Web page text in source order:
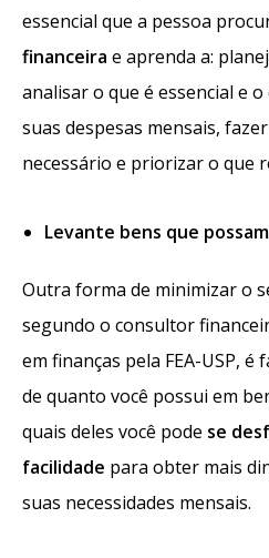
essencial que a pessoa
financeira e aprenda a:
analisar o que é essencial e
suas despesas mensais,
necessário e priorizar o que
Levante bens que
Outra forma de minimizar o
segundo o consultor
em finanças pela FEA-USP,
de quanto você possui em
quais deles você pode se
facilidade para obter mais
suas necessidades mensais.